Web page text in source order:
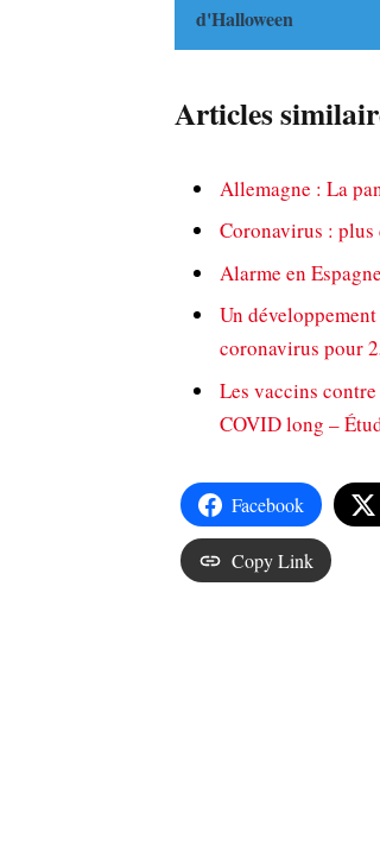
d'Halloween
Articles
Allemagne : La
Coronavirus : plus
Alarme en
Un
coronavirus pour
Les vaccins
COVID long –
Facebook
Copy Link